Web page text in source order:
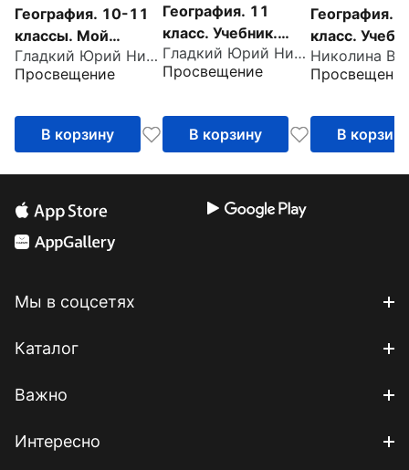
География. 10-11
классы. Мой
тренажёр. Базовый
и углубленный
Гладкий Юрий Никифорович
Просвещение
В корзину
География. 11
класс. Учебник.
Базовый и
углубленный
Гладкий Юрий Никифорович
Просвещение
В корзину
География.
класс.
Базовый и
углубленный
В корзину
Мы в соцсетях
Каталог
Важно
Интересно